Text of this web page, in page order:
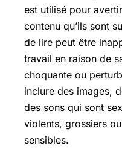
est utilisé pour
contenu qu’ils sont
de lire peut être
travail en raison de
choquante ou
inclure des images,
des sons qui sont
violents, grossiers
sensibles.